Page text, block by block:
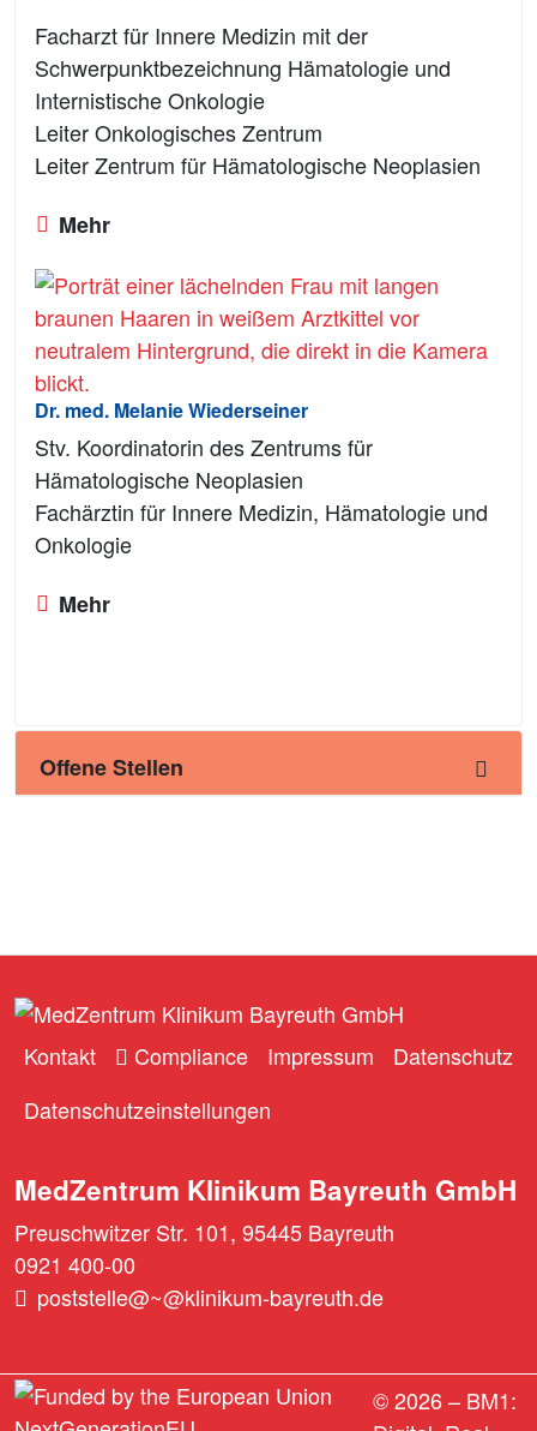
Facharzt für Innere Medizin mit der
Schwerpunktbezeichnung Hämatologie und
Internistische Onkologie
Leiter Onkologisches Zentrum
Leiter Zentrum für Hämatologische Neoplasien
Mehr
Dr. med. Melanie Wiederseiner
Stv. Koordinatorin des Zentrums für
Hämatologische Neoplasien
Fachärztin für Innere Medizin, Hämatologie und
Onkologie
Mehr
Offene Stellen
Kontakt Compliance Impressum
Datenschutz
Datenschutzeinstellungen
MedZentrum Klinikum Bayreuth GmbH
Preuschwitzer Str. 101, 95445 Bayreuth
0921 400-00
poststelle@~@klinikum-bayreuth.de
© 2026 – BM1: